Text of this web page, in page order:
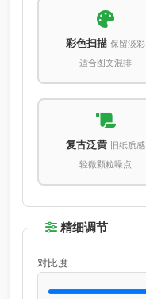
彩色扫描 保留淡彩
适合图文混排
复古泛黄 旧纸质感
轻微颗粒噪点
精细调节
对比度